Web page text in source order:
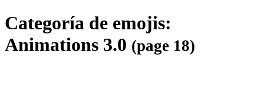
Categoría de emojis:
Animations 3.0 (page 18)